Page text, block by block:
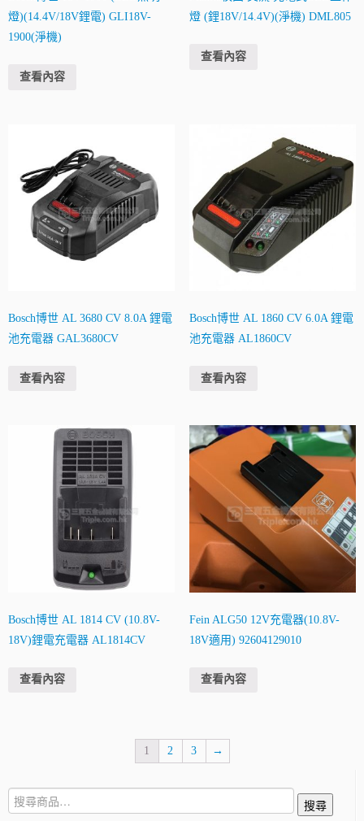
燈)(14.4V/18V鋰電) GLI18V-
1900(淨機)
查看內容
燈 (鋰18V/14.4V)(淨機) DML805
查看內容
Bosch博世 AL 3680 CV 8.0A 鋰電
池充電器 GAL3680CV
查看內容
Bosch博世 AL 1860 CV 6.0A 鋰電
池充電器 AL1860CV
查看內容
Bosch博世 AL 1814 CV (10.8V-
18V)鋰電充電器 AL1814CV
查看內容
Fein ALG50 12V充電器(10.8V-
18V適用) 92604129010
查看內容
1 2 3 →
搜
尋:
搜尋